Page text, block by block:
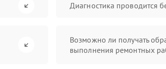
Диагностика проводится
Возможно ли получать
выполнения ремонтных